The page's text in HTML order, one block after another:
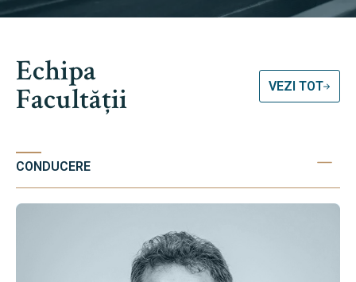
Echipa
Facultății VEZI TOT
CONDUCERE